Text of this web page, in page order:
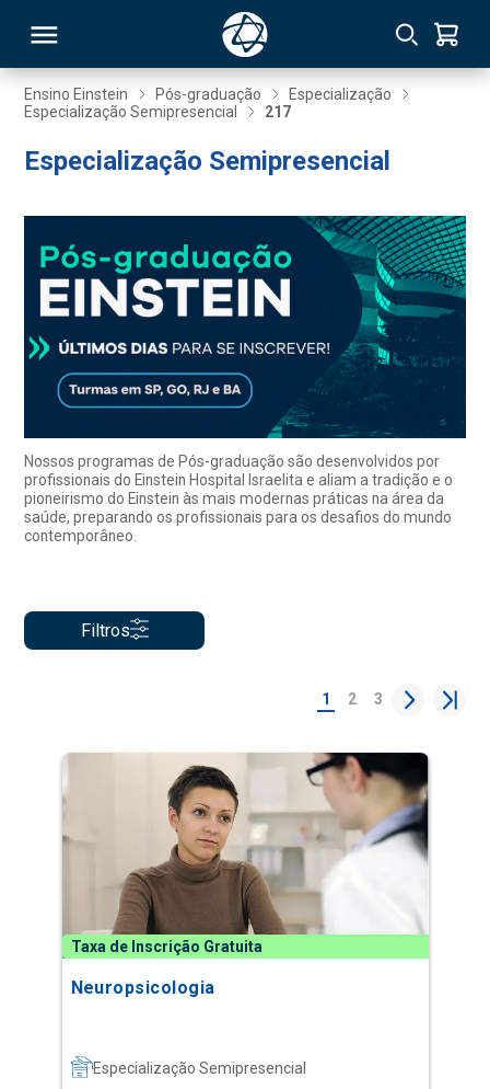
Ensino Einstein Pós-graduação
Especialização
Especialização Semipresencial
217
Especialização Semipresencial
Nossos programas de Pós-graduação são desenvolvidos por
profissionais do Einstein Hospital Israelita e aliam a tradição e o
pioneirismo do Einstein às mais modernas práticas na área da
saúde, preparando os profissionais para os desafios do mundo
contemporâneo.
Filtros
1 2 3
Taxa de Inscrição Gratuita
Neuropsicologia
Especialização Semipresencial